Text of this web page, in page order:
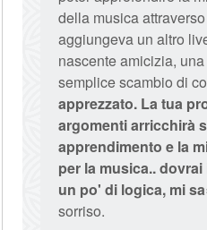
della musica
aggiungeva un altro
nascente amicizia,
semplice scambio di
apprezzato. La tua
argomenti arricchirà
apprendimento e la
per la musica..
un po' di logica, mi sa
sorriso.